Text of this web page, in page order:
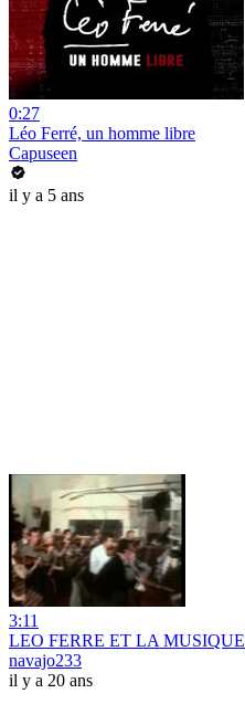
0:27
Léo Ferré, un homme libre
Capuseen
il y a 5 ans
3:11
LEO FERRE ET LA MUSIQUE
navajo233
il y a 20 ans